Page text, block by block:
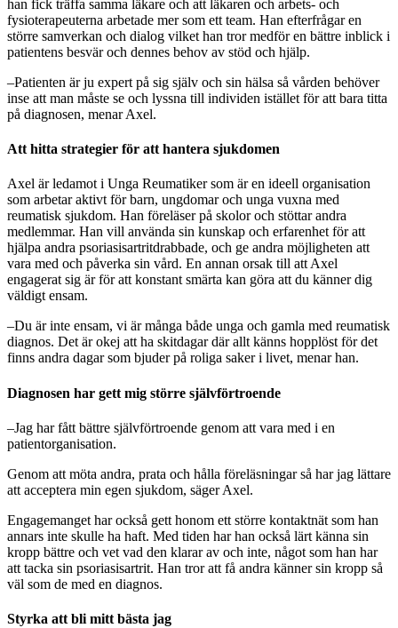
han fick träffa samma läkare och att läkaren och arbets- och
fysioterapeuterna arbetade mer som ett team. Han efterfrågar en
större samverkan och dialog vilket han tror medför en bättre inblick i
patientens besvär och dennes behov av stöd och hjälp.
–Patienten är ju expert på sig själv och sin hälsa så vården behöver
inse att man måste se och lyssna till individen istället för att bara titta
på diagnosen, menar Axel.
Att hitta strategier för att hantera sjukdomen
Axel är ledamot i Unga Reumatiker som är en ideell organisation
som arbetar aktivt för barn, ungdomar och unga vuxna med
reumatisk sjukdom. Han föreläser på skolor och stöttar andra
medlemmar. Han vill använda sin kunskap och erfarenhet för att
hjälpa andra psoriasisartritdrabbade, och ge andra möjligheten att
vara med och påverka sin vård. En annan orsak till att Axel
engagerat sig är för att konstant smärta kan göra att du känner dig
väldigt ensam.
–Du är inte ensam, vi är många både unga och gamla med reumatisk
diagnos. Det är okej att ha skitdagar där allt känns hopplöst för det
finns andra dagar som bjuder på roliga saker i livet, menar han.
Diagnosen har gett mig större självförtroende
–Jag har fått bättre självförtroende genom att vara med i en
patientorganisation.
Genom att möta andra, prata och hålla föreläsningar så har jag lättare
att acceptera min egen sjukdom, säger Axel.
Engagemanget har också gett honom ett större kontaktnät som han
annars inte skulle ha haft. Med tiden har han också lärt känna sin
kropp bättre och vet vad den klarar av och inte, något som han har
att tacka sin psoriasisartrit. Han tror att få andra känner sin kropp så
väl som de med en diagnos.
Styrka att bli mitt bästa jag